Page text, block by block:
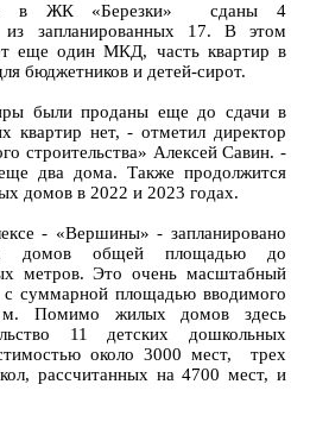
в ЖК «Березки» сданы 4
из запланированных 17. В этом
еще один МКД, часть квартир в
бюджетников и детей-сирот.
были проданы еще до сдачи в
квартир нет, - отметил директор
Алексей Савин. -
два дома. Также продолжится
домов в 2022 и 2023 годах.
- «Вершины» - запланировано
домов общей площадью до
метров. Это очень масштабный
с суммарной площадью вводимого
Помимо жилых домов здесь
11 детских дошкольных
около 3000 мест, трех
рассчитанных на 4700 мест, и